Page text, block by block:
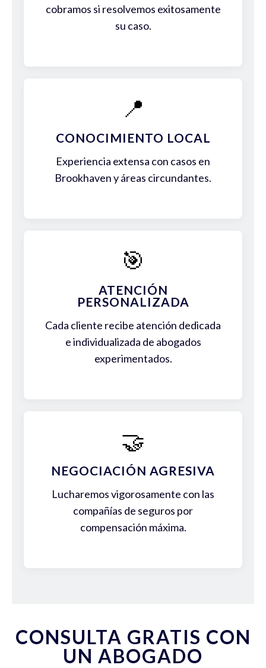
cobramos si resolvemos exitosamente
su caso.
📍
CONOCIMIENTO LOCAL
Experiencia extensa con casos en
Brookhaven y áreas circundantes.
🎯
ATENCIÓN
PERSONALIZADA
Cada cliente recibe atención dedicada
e individualizada de abogados
experimentados.
🤝
NEGOCIACIÓN AGRESIVA
Lucharemos vigorosamente con las
compañías de seguros por
compensación máxima.
CONSULTA GRATIS CON
UN ABOGADO